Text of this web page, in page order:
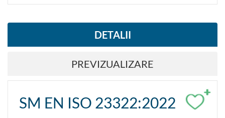
STATUT STANDARD
Adoptat prima dată
Inlocuieşte parţial
DETALII
PREVIZUALIZARE
+
SM EN ISO 23322:2022